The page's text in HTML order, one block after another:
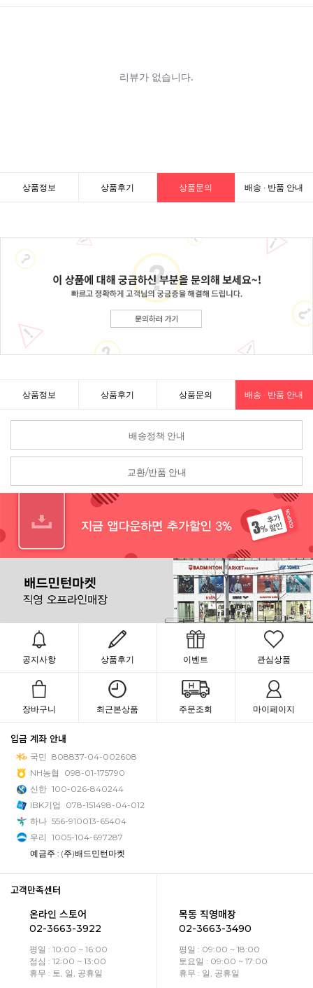
상품정보 상품후기 상품문의 배송 · 반품 안내
상품정보 상품후기 상품문의 배송 · 반품 안내
배송정책 안내
교환/반품 안내
공지사항 상품후기 이벤트 관심상품
장바구니 최근본상품 주문조회 마이페이지
입금 계좌 안내
국민 808837-04-002608
NH농협
098-01-175790
신한 100-026-840244
IBK기업
078-151498-04-012
하나 556-910013-65404
우리 1005-104-697287
예금주 : (주)배드민턴마켓
고객만족센터
온라인 스토어
02-3663-3922
평일 : 10:00 ~ 16:00
점심 : 12:00 ~ 13:00
휴무 : 토, 일, 공휴일
목동 직영매장
02-3663-3490
평일 : 09:00 ~ 18:00
토요일 : 09:00 ~ 17:00
휴무 : 일, 공휴일